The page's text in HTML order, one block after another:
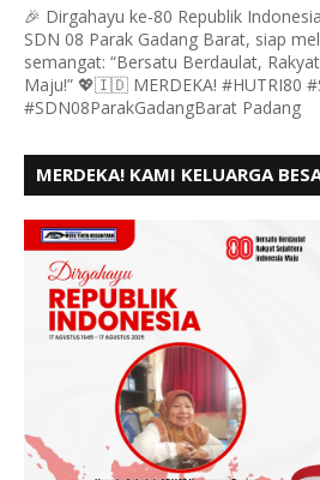
🎉 Dirgahayu ke-80 Republik
SDN 08 Parak Gadang Barat, siap
semangat: “Bersatu Berdaulat,
Maju!” 💖🇮🇩 MERDEKA! #HUTRI80
#SDN08ParakGadangBarat Padang
MERDEKA! KAMI KELUARGA